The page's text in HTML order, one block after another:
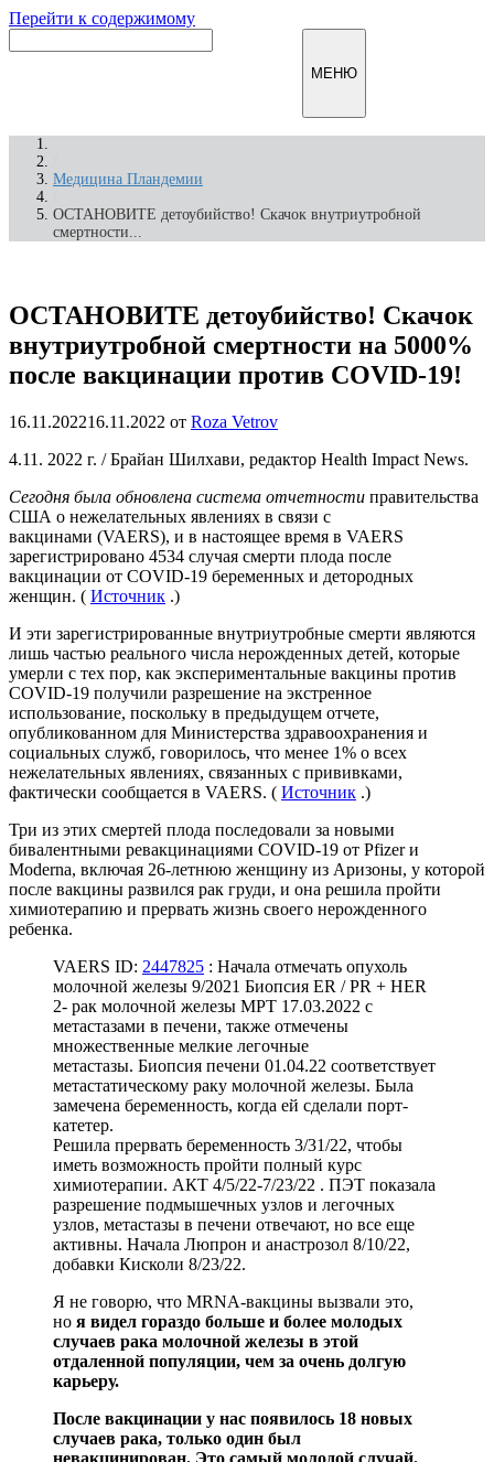
Перейти к содержимому
МЕНЮ
Медицина Пландемии
ОСТАНОВИТЕ детоубийство! Скачок внутриутробной
смертности...
ОСТАНОВИТЕ детоубийство! Скачок
внутриутробной смертности на 5000%
после вакцинации против COVID-19!
16.11.202216.11.2022 от Roza Vetrov
4.11. 2022 г. / Брайан Шилхави, редактор Health Impact News.
Сегодня была обновлена ​​система отчетности правительства
США о нежелательных явлениях в связи с
вакцинами (VAERS), и в настоящее время в VAERS
зарегистрировано 4534 случая смерти плода после
вакцинации от COVID-19 беременных и детородных
женщин. ( Источник .)
И эти зарегистрированные внутриутробные смерти являются
лишь частью реального числа нерожденных детей, которые
умерли с тех пор, как экспериментальные вакцины против
COVID-19 получили разрешение на экстренное
использование, поскольку в предыдущем отчете,
опубликованном для Министерства здравоохранения и
социальных служб, говорилось, что менее 1% о всех
нежелательных явлениях, связанных с прививками,
фактически сообщается в VAERS. ( Источник .)
Три из этих смертей плода последовали за новыми
бивалентными ревакцинациями COVID-19 от Pfizer и
Moderna, включая 26-летнюю женщину из Аризоны, у которой
после вакцины развился рак груди, и она решила пройти
химиотерапию и прервать жизнь своего нерожденного
ребенка.
VAERS ID: 2447825 : Начала отмечать опухоль
молочной железы 9/2021 Биопсия ER / PR + HER
2- рак молочной железы МРТ 17.03.2022 с
метастазами в печени, также отмечены
множественные мелкие легочные
метастазы. Биопсия печени 01.04.22 соответствует
метастатическому раку молочной железы. Была
замечена беременность, когда ей сделали порт-
катетер.
Решила прервать беременность 3/31/22, чтобы
иметь возможность пройти полный курс
химиотерапии. АКТ 4/5/22-7/23/22 . ПЭТ показала
разрешение подмышечных узлов и легочных
узлов, метастазы в печени отвечают, но все еще
активны. Начала Люпрон и анастрозол 8/10/22,
добавки Кисколи 8/23/22.
Я не говорю, что MRNA-вакцины вызвали это,
но я видел гораздо больше и более молодых
случаев рака молочной железы в этой
отдаленной популяции, чем за очень долгую
карьеру.
После вакцинации у нас появилось 18 новых
случаев рака, только один был
невакцинирован. Это самый молодой случай.